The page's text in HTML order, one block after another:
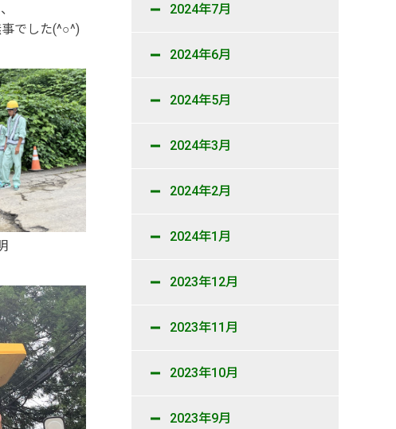
でした(^○^)
2024年7月
2024年6月
2024年5月
2024年3月
2024年2月
2024年1月
2023年12月
2023年11月
2023年10月
2023年9月